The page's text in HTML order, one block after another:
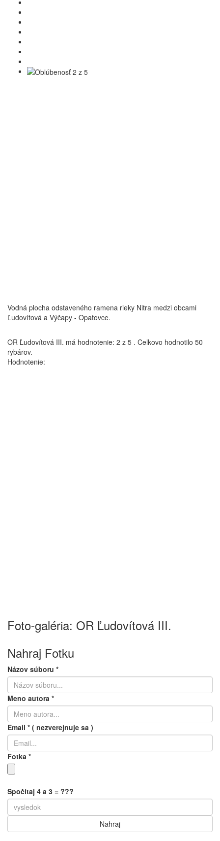
Vodná plocha odstaveného ramena rieky Nitra medzi obcami
Ľudovítová a Výčapy - Opatovce.
OR Ľudovítová III. má hodnotenie: 2 z 5 . Celkovo hodnotilo 50
rybárov.
Hodnotenie:
Foto-galéria: OR Ľudovítová III.
Nahraj Fotku
Názov súboru *
Meno autora *
Email * ( nezverejnuje sa )
Fotka *
Spočítaj 4 a 3 = ???